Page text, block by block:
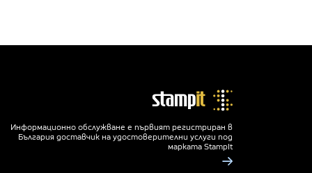
Информационно обслужване е първият регистриран в
България доставчик на удостоверителни услуги под
марката StampIt